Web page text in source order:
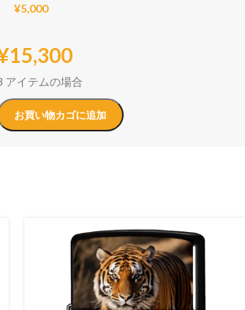
¥5,000
15,300
アイテムの場合
お買い物カゴに追加